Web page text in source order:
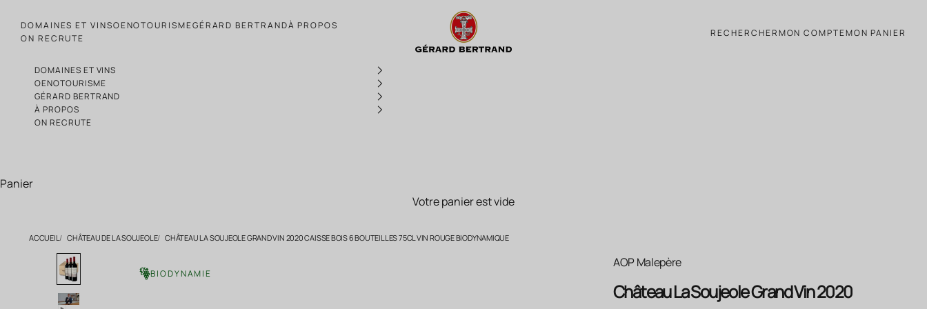
Gérard Bertrand Château La Soujeole Grand Vin rouge 2020
DOMAINES ET VINSOENOTOURISMEGÉRARD BERTRANDÀ PROPOS
ON RECRUTE
RECHERCHERMON COMPTEMON PANIER
DOMAINES ET VINS
OENOTOURISME
GÉRARD BERTRAND
À PROPOS
ON RECRUTE
Panier
Votre panier est vide
ACCUEIL CHÂTEAU DE LA SOUJEOLE CHÂTEAU LA SOUJEOLE GRAND VIN 2020 CAISSE BOIS 6 BOUTEILLES 75CL VIN ROUGE BIODYNAMIQUE
BIODYNAMIE
AOP Malepère
Château La Soujeole Grand Vin 2020